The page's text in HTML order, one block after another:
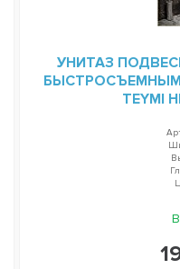
УНИТАЗ
TEYMI